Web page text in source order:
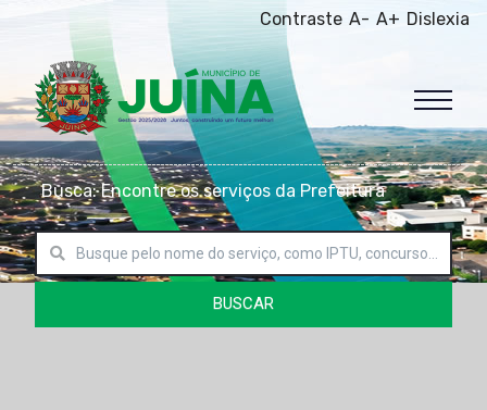
Contraste A- A+ Dislexia
Busca: Encontre os serviços da Prefeitura
BUSCAR